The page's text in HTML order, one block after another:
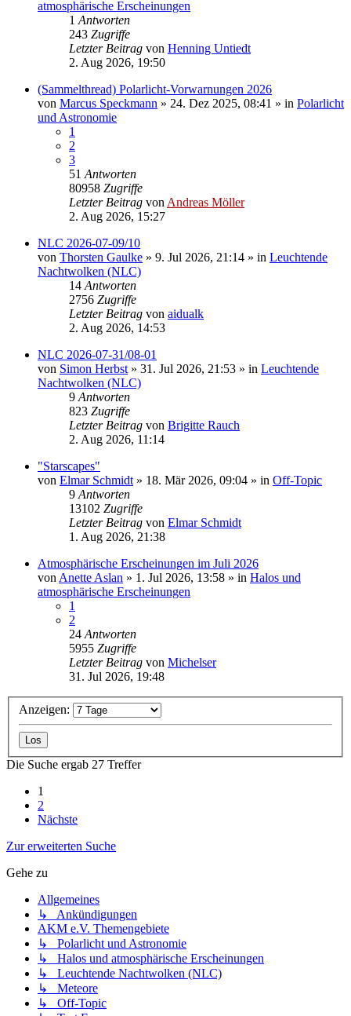
atmosphärische Erscheinungen
1 Antworten
243 Zugriffe
Letzter Beitrag von Henning Untiedt
2. Aug 2026, 19:50
(Sammelthread) Polarlicht-Vorwarnungen 2026
von Marcus Speckmann » 24. Dez 2025, 08:41 » in Polarlicht
und Astronomie
1
2
3
51 Antworten
80958 Zugriffe
Letzter Beitrag von Andreas Möller
2. Aug 2026, 15:27
NLC 2026-07-09/10
von Thorsten Gaulke » 9. Jul 2026, 21:14 » in Leuchtende
Nachtwolken (NLC)
14 Antworten
2756 Zugriffe
Letzter Beitrag von aidualk
2. Aug 2026, 14:53
NLC 2026-07-31/08-01
von Simon Herbst » 31. Jul 2026, 21:53 » in Leuchtende
Nachtwolken (NLC)
9 Antworten
823 Zugriffe
Letzter Beitrag von Brigitte Rauch
2. Aug 2026, 11:14
"Starscapes"
von Elmar Schmidt » 18. Mär 2026, 09:04 » in Off-Topic
9 Antworten
13102 Zugriffe
Letzter Beitrag von Elmar Schmidt
1. Aug 2026, 21:38
Atmosphärische Erscheinungen im Juli 2026
von Anette Aslan » 1. Jul 2026, 13:58 » in Halos und
atmosphärische Erscheinungen
1
2
24 Antworten
5955 Zugriffe
Letzter Beitrag von Michelser
31. Jul 2026, 19:48
Anzeigen:
Die Suche ergab 27 Treffer
1
2
Nächste
Zur erweiterten Suche
Gehe zu
Allgemeines
↳ Ankündigungen
AKM e.V. Themengebiete
↳ Polarlicht und Astronomie
↳ Halos und atmosphärische Erscheinungen
↳ Leuchtende Nachtwolken (NLC)
↳ Meteore
↳ Off-Topic